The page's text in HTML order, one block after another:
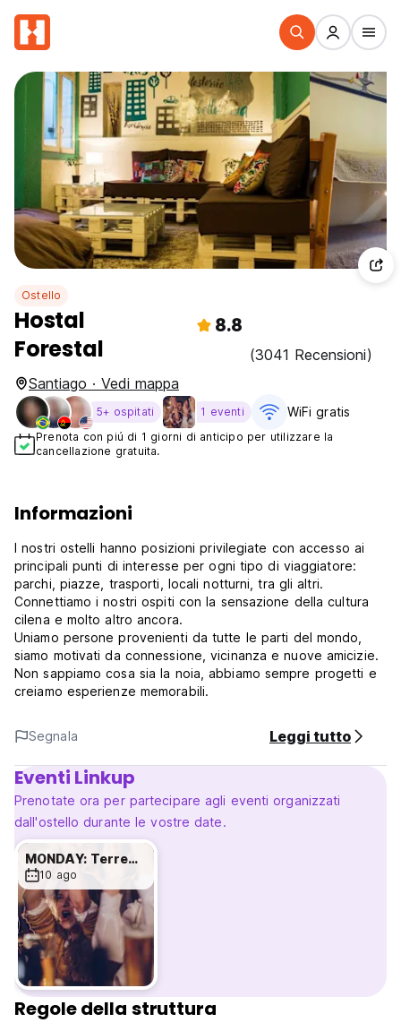
Ostello
Hostal
Forestal
8.8
(3041 Recensioni)
Santiago · Vedi mappa
5+ ospitati 1 eventi WiFi gratis
Prenota con piú di 1 giorni di anticipo per utilizzare la
cancellazione gratuita.
Informazioni
I nostri ostelli hanno posizioni privilegiate con accesso ai
principali punti di interesse per ogni tipo di viaggiatore:
parchi, piazze, trasporti, locali notturni, tra gli altri.
Connettiamo i nostri ospiti con la sensazione della cultura
cilena e molto altro ancora.
Uniamo persone provenienti da tutte le parti del mondo,
siamo motivati da connessione, vicinanza e nuove amicizie.
Non sappiamo cosa sia la noia, abbiamo sempre progetti e
creiamo esperienze memorabili.
Segnala Leggi tutto
Eventi Linkup
Prenotate ora per partecipare agli eventi organizzati
dall'ostello durante le vostre date.
MONDAY: Terremoto night!
10 ago
Regole della struttura